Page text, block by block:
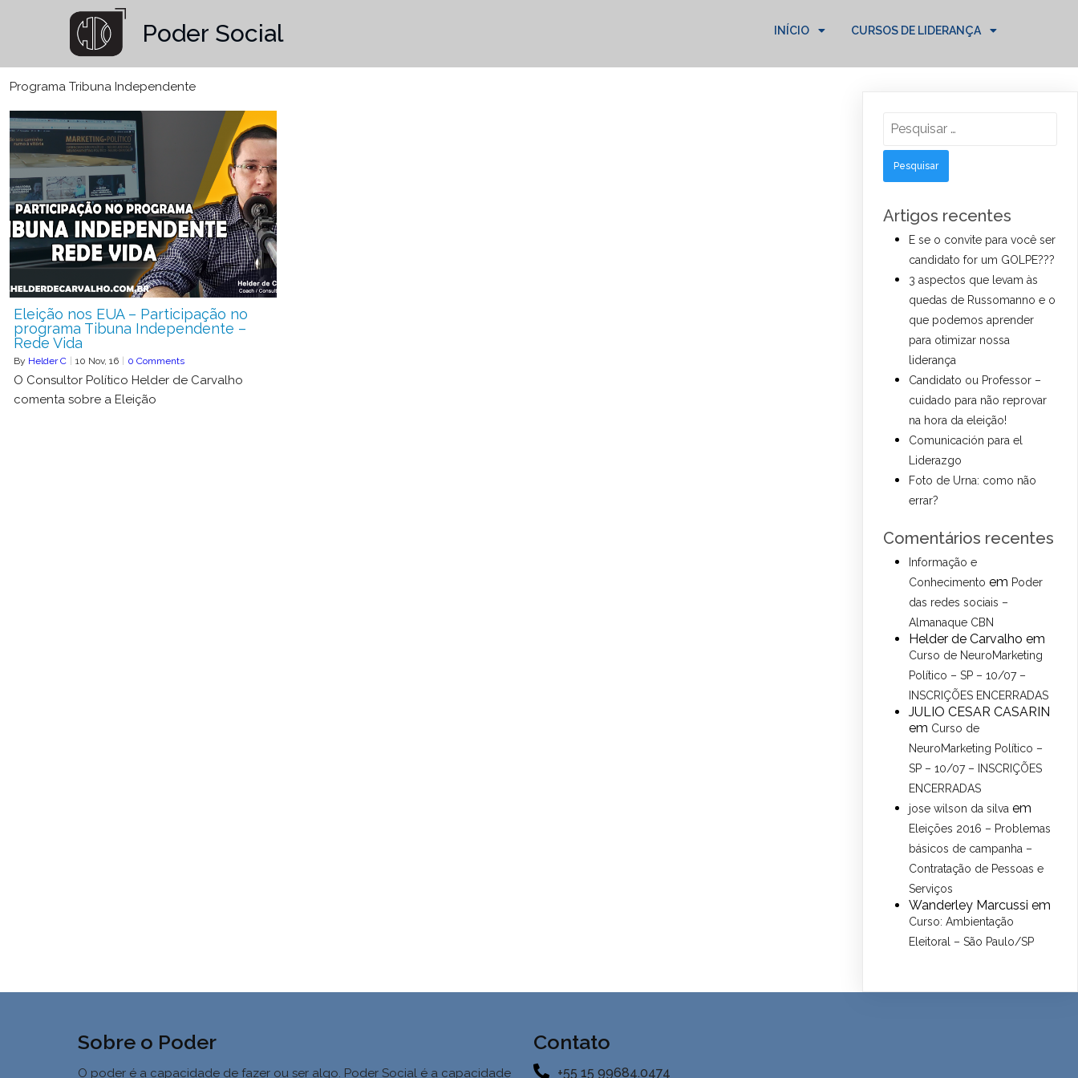
Poder Social INÍCIO CURSOS DE LIDERANÇA
Programa Tribuna Independente
Eleição nos EUA – Participação no
programa Tibuna Independente –
Rede Vida
By Helder C | 10 Nov, 16 | 0 Comments
O Consultor Político Helder de Carvalho
comenta sobre a Eleição
por:
Artigos recentes
E se o convite para você ser
candidato for um GOLPE???
3 aspectos que levam às
quedas de Russomanno e o
que podemos aprender
para otimizar nossa
liderança
Candidato ou Professor –
cuidado para não reprovar
na hora da eleição!
Comunicación para el
Liderazgo
Foto de Urna: como não
errar?
Comentários recentes
Informação e
Conhecimento em Poder
das redes sociais –
Almanaque CBN
Helder de Carvalho em
Curso de NeuroMarketing
Político – SP – 10/07 –
INSCRIÇÕES ENCERRADAS
JULIO CESAR CASARIN
em Curso de
NeuroMarketing Político –
SP – 10/07 – INSCRIÇÕES
ENCERRADAS
jose wilson da silva em
Eleições 2016 – Problemas
básicos de campanha –
Contratação de Pessoas e
Serviços
Wanderley Marcussi em
Curso: Ambientação
Eleitoral – São Paulo/SP
Sobre o Poder
O poder é a capacidade de fazer ou ser algo. Poder Social é a capacidade
Contato
+55 15 99684.0474